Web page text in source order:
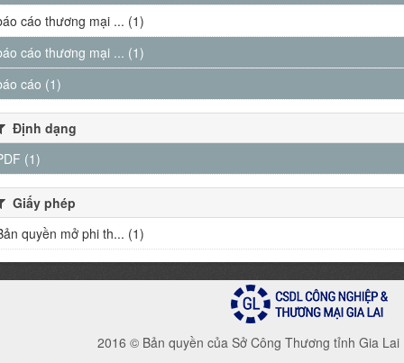
cáo thương mại ... (1)
cáo thương mại ... (1)
cáo (1)
Định dạng
(1)
Giấy phép
quyền mở phi th... (1)
2016 © Bản quyền của Sở Công Thương tỉnh Gia Lai